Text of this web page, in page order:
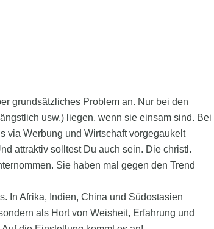
grundsätzliches Problem an. Nur bei den
usw.) liegen, wenn sie einsam sind. Bei
via Werbung und Wirtschaft vorgegaukelt
attraktiv solltest Du auch sein. Die christl.
Sie haben mal gegen den Trend
In Afrika, Indien, China und Südostasien
als Hort von Weisheit, Erfahrung und